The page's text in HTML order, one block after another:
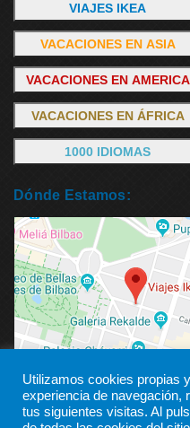
VIAJES IKEA
VACACIONES EN ASIA
VACACIONES EN AMERICA
VACACIONES EN ÁFRICA
1000 IDIOMAS
Dónde Estamos:
Utilizamos cookies propias
experiencia de navegación,
tus siguientes visitas. Al